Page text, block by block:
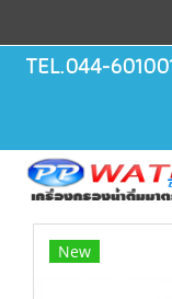
TEL.044-
New